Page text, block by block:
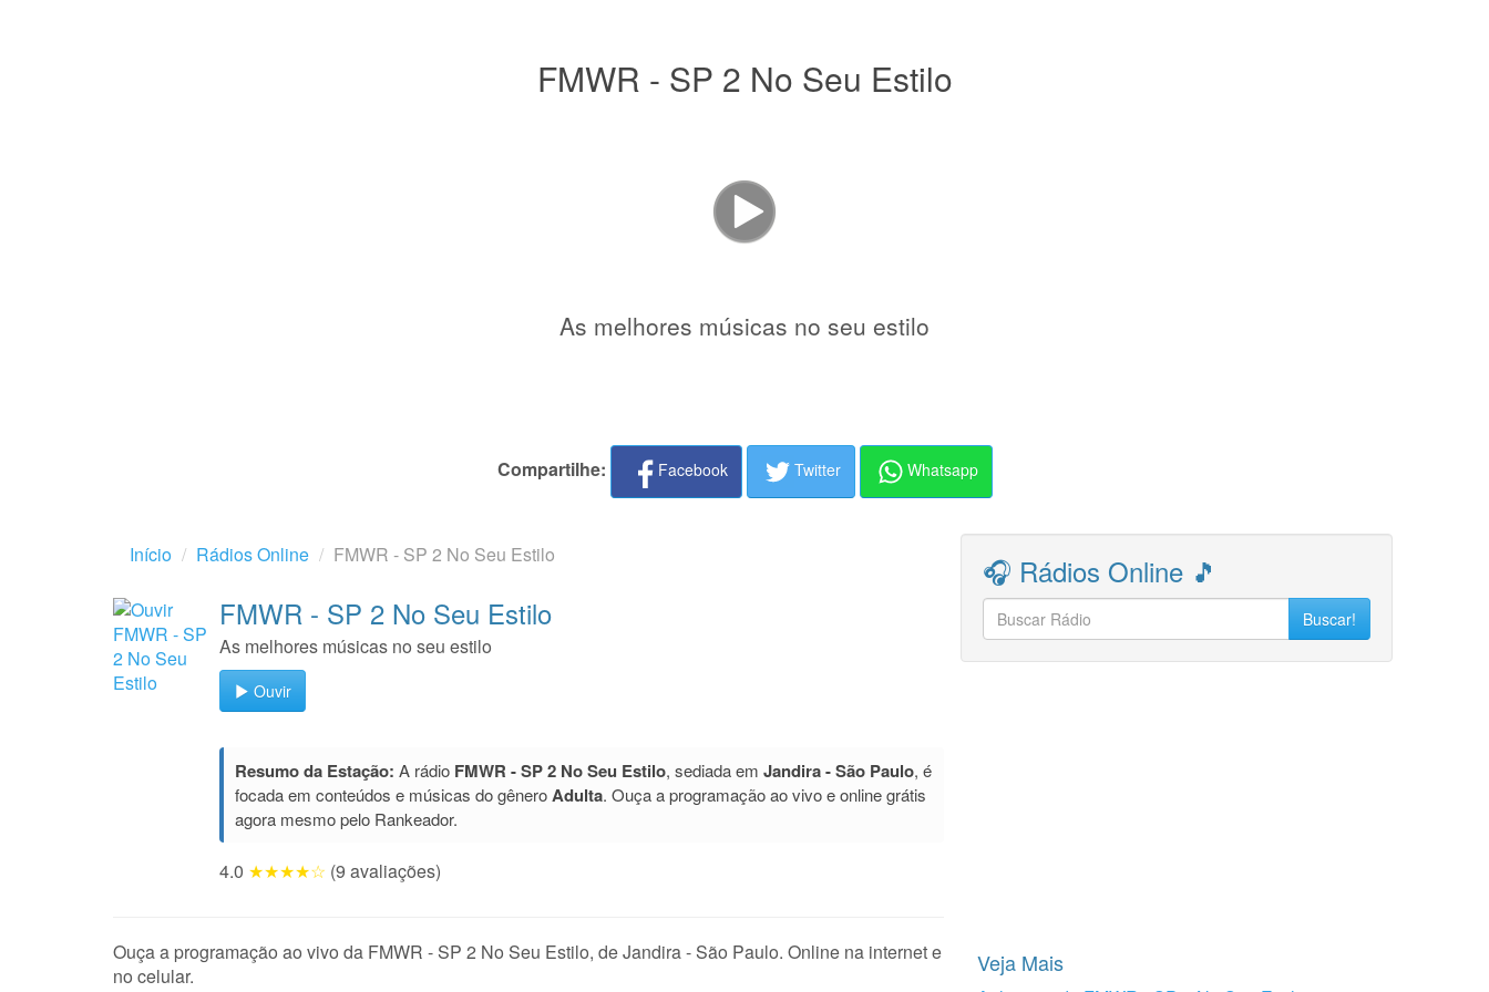
FMWR - SP 2 No Seu Estilo
As melhores músicas no seu estilo
Compartilhe: Facebook Twitter Whatsapp
Início Rádios Online FMWR - SP 2 No Seu Estilo
FMWR - SP 2 No Seu Estilo
As melhores músicas no seu estilo
Ouvir
Resumo da Estação: A rádio FMWR - SP 2 No Seu Estilo, sediada em Jandira - São Paulo, é
focada em conteúdos e músicas do gêneroAdulta. Ouça a programação ao vivo e online grátis
agora mesmo pelo Rankeador.
4.0 ★★★★☆ (9 avaliações)
🎧 Rádios Online 🎵
Buscar!
Ouça a programação ao vivo da FMWR - SP 2 No Seu Estilo, de Jandira - São Paulo. Online na internet e
no celular.
Veja Mais